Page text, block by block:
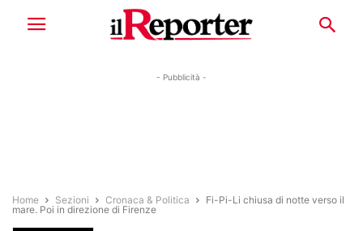
- Pubblicità -
Home Sezioni Cronaca & Politica
Fi-Pi-Li chiusa di notte verso il
mare. Poi in direzione di Firenze